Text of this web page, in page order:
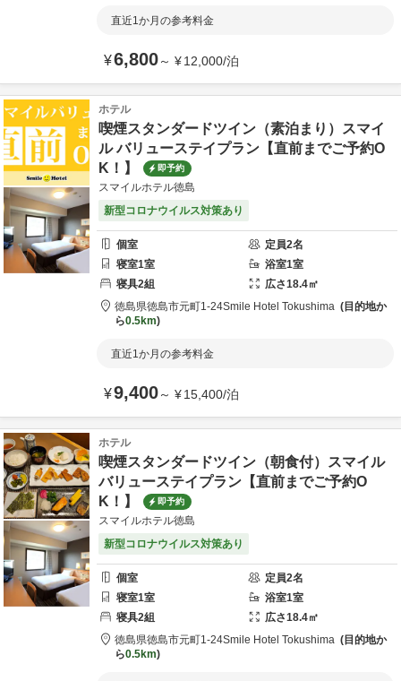
直近1か月の参考料金
¥6,800～ ¥12,000/泊
ホテル
喫煙スタンダードツイン（素泊まり）スマイ
ル バリューステイプラン【直前までご予約O
K！】
即予約
スマイルホテル徳島
新型コロナウイルス対策あり
個室 定員2名
寝室1室 浴室1室
寝具2組 広さ18.4㎡
徳島県徳島市元町1-24Smile Hotel Tokushima
目的地か
ら0.5km
直近1か月の参考料金
¥9,400～ ¥15,400/泊
ホテル
喫煙スタンダードツイン（朝食付）スマイル
バリューステイプラン【直前までご予約O
K！】
即予約
スマイルホテル徳島
新型コロナウイルス対策あり
個室 定員2名
寝室1室 浴室1室
寝具2組 広さ18.4㎡
徳島県徳島市元町1-24Smile Hotel Tokushima
目的地か
ら0.5km